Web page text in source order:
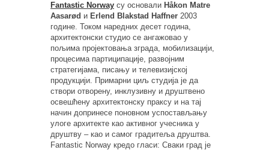
Fantastic Norway су основали Håkon Matre
Aasarød и Erlend Blakstad Haffner 2003
године. Током наредних десет година,
архитектонски студио се ангажовао у
пољима пројектовања зграда, мобилизацији,
процесима партиципације, развојним
стратегијама, писању и телевизијској
продукцији. Примарни циљ студија је да
створи отворену, инклузивну и друштвено
освешћену архитектонску праксу и на тај
начин допринесе поновном успостављању
улоге архитекте као активног учесника у
друштву – као и самог градитеља друштва.
Fantastic Norway кредо гласи: Сваки град је